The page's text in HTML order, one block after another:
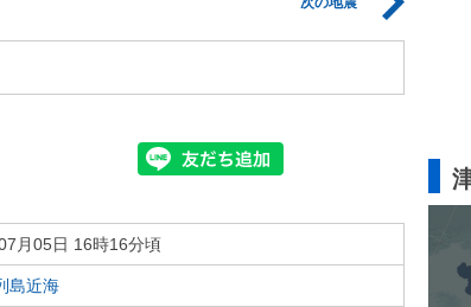
月05日 16時16分頃
島近海